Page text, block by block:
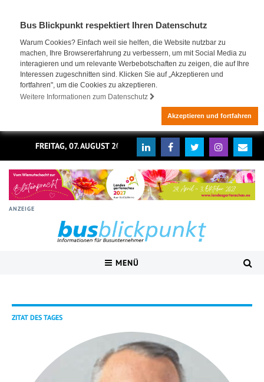
Bus Blickpunkt respektiert Ihren Datenschutz
Warum Cookies? Einfach weil sie helfen, die Website nutzbar zu
machen, Ihre Browsererfahrung zu verbessern, um mit Social Media zu
interagieren und um relevante Werbebotschaften zu zeigen, die auf Ihre
Interessen zugeschnitten sind. Klicken Sie auf „Akzeptieren und
fortfahren", um die Cookies zu akzeptieren.
Weitere Informationen zum Datenschutz
Akzeptieren und fortfahren
FREITAG, 07. AUGUST 2026
ANZEIGE
MENÜ
ZITAT DES TAGES